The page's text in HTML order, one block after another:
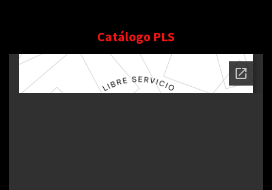
Catálogo PLS